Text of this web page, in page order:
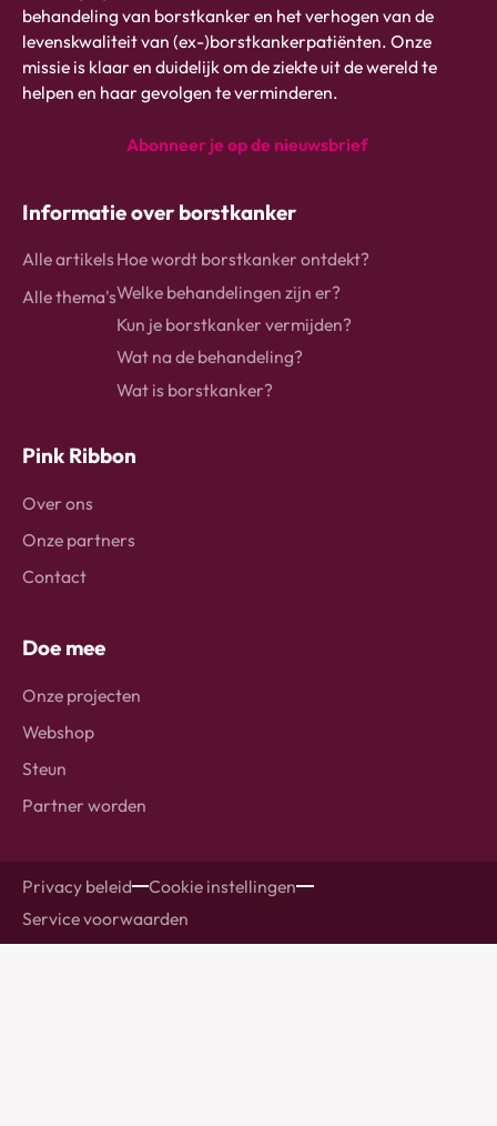
logo
-
link
naar
behandeling van borstkanker en het verhogen van de
levenskwaliteit van (ex-)borstkankerpatiënten. Onze
missie is klaar en duidelijk om de ziekte uit de wereld te
helpen en haar gevolgen te verminderen.
Abonneer je op de nieuwsbrief
Informatie over borstkanker
Alle artikels
Alle thema's
Hoe wordt borstkanker ontdekt?
Welke behandelingen zijn er?
Kun je borstkanker vermijden?
Wat na de behandeling?
Wat is borstkanker?
Pink Ribbon
Over ons
Onze partners
Contact
Doe mee
Onze projecten
Webshop
Steun
Partner worden
Privacy beleid
Cookie instellingen
Service voorwaarden